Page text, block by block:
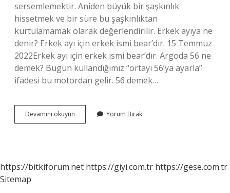
sersemlemektir. Aniden büyük bir şaşkınlık
hissetmek ve bir süre bu şaşkınlıktan
kurtulamamak olarak değerlendirilir. Erkek ayıya ne
denir? Erkek ayı için erkek ismi bear’dır. 15 Temmuz
2022Erkek ayı için erkek ismi bear’dır. Argoda 56 ne
demek? Bugün kullandığımız “ortayı 56’ya ayarla”
ifadesi bu motordan gelir. 56 demek…
Devamını okuyun Ayıtlamak
Ne
Yorum Bırak
https://bitkiforum.net https://giyi.com.tr https://gese.com.tr
Sitemap